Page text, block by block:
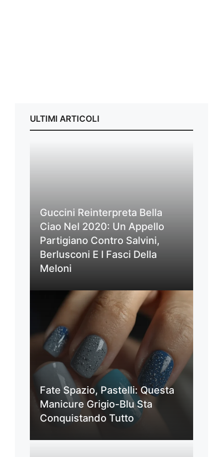
ULTIMI ARTICOLI
Guccini Reinterpreta Bella
Ciao Nel 2020: Un Appello
Partigiano Contro Salvini,
Berlusconi E I Fasci Della
Meloni
Fate Spazio, Pastelli: Questa
Manicure Grigio-Blu Sta
Conquistando Tutto